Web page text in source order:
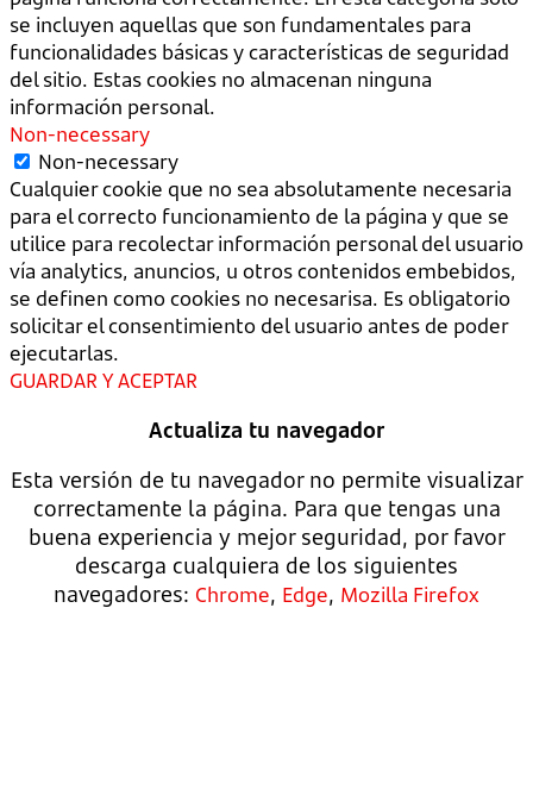
se incluyen aquellas que son fundamentales para
funcionalidades básicas y características de seguridad
del sitio. Estas cookies no almacenan ninguna
información personal.
Non-necessary
Non-necessary
Cualquier cookie que no sea absolutamente necesaria
para el correcto funcionamiento de la página y que se
utilice para recolectar información personal del usuario
vía analytics, anuncios, u otros contenidos embebidos,
se definen como cookies no necesarisa. Es obligatorio
solicitar el consentimiento del usuario antes de poder
ejecutarlas.
GUARDAR Y ACEPTAR
Actualiza tu navegador
Esta versión de tu navegador no permite visualizar
correctamente la página. Para que tengas una
buena experiencia y mejor seguridad, por favor
descarga cualquiera de los siguientes
navegadores: Chrome, Edge, Mozilla Firefox